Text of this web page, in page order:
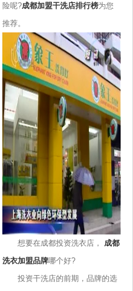
险呢?成都加盟干洗店排行榜为您
推荐。
想要在成都投资洗衣店， 成都
洗衣加盟品牌哪个好?
投资干洗店的前期，品牌的选